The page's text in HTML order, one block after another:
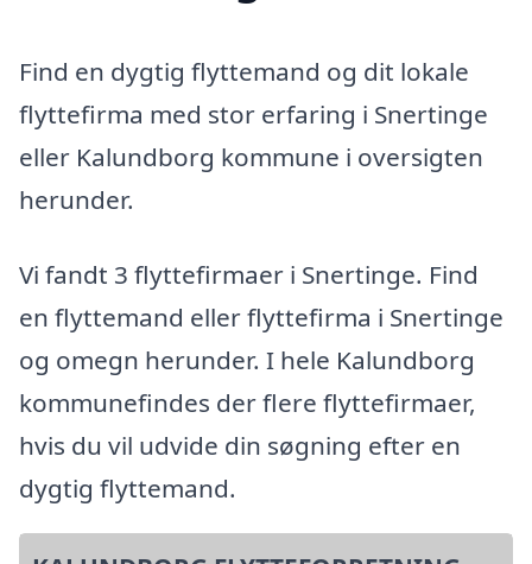
Find en dygtig flyttemand og dit lokale
flyttefirma med stor erfaring i Snertinge
eller Kalundborg kommune i oversigten
herunder.
Vi fandt 3 flyttefirmaer i Snertinge. Find
en flyttemand eller flyttefirma i Snertinge
og omegn herunder. I hele Kalundborg
kommunefindes der flere flyttefirmaer,
hvis du vil udvide din søgning efter en
dygtig flyttemand.